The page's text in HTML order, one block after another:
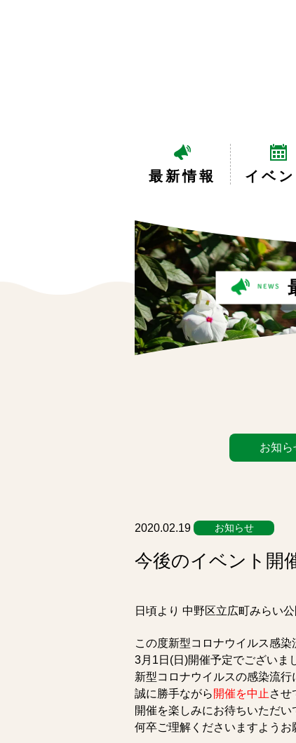
最新情報 イベン
リ
ト
お知ら
2020.02.19 お知らせ
今後のイベント開
日頃より 中野区立広町みらい
この度新型コロナウイルス感染
3月1日(日)開催予定でございま
新型コロナウイルスの感染流行
誠に勝手ながら 開催を中止 させ
開催を楽しみにお待ちいただ
何卒ご理解くださいますようお